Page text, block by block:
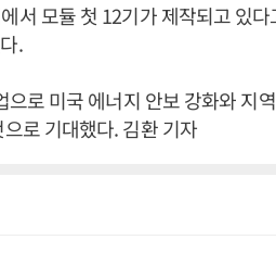
서 모듈 첫 12기가 제작되고 있
.
로 미국 에너지 안보 강화와 지
로 기대했다. 김환 기자